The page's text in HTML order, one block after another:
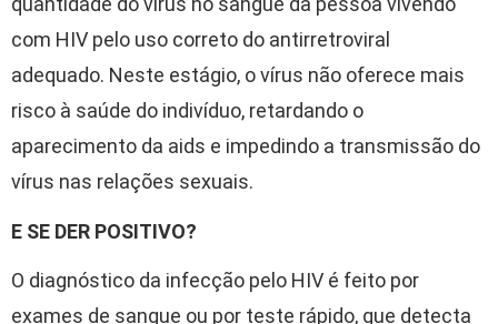
com HIV pelo uso correto do antirretroviral
adequado. Neste estágio, o vírus não oferece mais
risco à saúde do indivíduo, retardando o
aparecimento da aids e impedindo a transmissão do
vírus nas relações sexuais.
E SE DER POSITIVO?
O diagnóstico da infecção pelo HIV é feito por
exames de sangue ou por teste rápido, que detecta